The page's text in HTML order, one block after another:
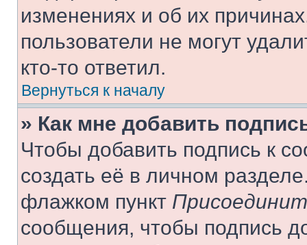
изменениях и об их
пользователи не могут
кто-то ответил.
Вернуться к началу
» Как мне добавить
Чтобы добавить подпись к
создать её в личном
флажком пункт
сообщения, чтобы подпись